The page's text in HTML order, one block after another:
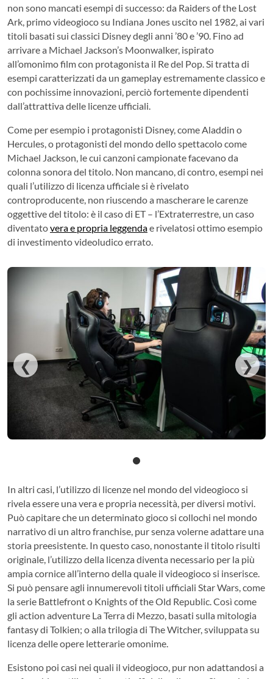
non sono mancati esempi di successo: da Raiders of the Lost
Ark, primo videogioco su Indiana Jones uscito nel 1982, ai vari
titoli basati sui classici Disney degli anni ’80 e ’90. Fino ad
arrivare a Michael Jackson’s Moonwalker, ispirato
all’omonimo film con protagonista il Re del Pop. Si tratta di
esempi caratterizzati da un gameplay estremamente classico e
con pochissime innovazioni, perciò fortemente dipendenti
dall’attrattiva delle licenze ufficiali.
Come per esempio i protagonisti Disney, come Aladdin o
Hercules, o protagonisti del mondo dello spettacolo come
Michael Jackson, le cui canzoni campionate facevano da
colonna sonora del titolo. Non mancano, di contro, esempi nei
quali l’utilizzo di licenza ufficiale si è rivelato
controproducente, non riuscendo a mascherare le carenze
oggettive del titolo: è il caso di ET – l’Extraterrestre, un caso
diventatovera e propria leggendae rivelatosi ottimo esempio
di investimento videoludico errato.
❮ ❯
In altri casi, l’utilizzo di licenze nel mondo del videogioco si
rivela essere una vera e propria necessità, per diversi motivi.
Può capitare che un determinato gioco si collochi nel mondo
narrativo di un altro franchise, pur senza volerne adattare una
storia preesistente. In questo caso, nonostante il titolo risulti
originale, l’utilizzo della licenza diventa necessario per la più
ampia cornice all’interno della quale il videogioco si inserisce.
Si può pensare agli innumerevoli titoli ufficiali Star Wars, come
la serie Battlefront o Knights of the Old Republic. Così come
gli action adventure La Terra di Mezzo, basati sulla mitologia
fantasy di Tolkien; o alla trilogia di The Witcher, sviluppata su
licenza delle opere letterarie omonime.
Esistono poi casi nei quali il videogioco, pur non adattandosi a